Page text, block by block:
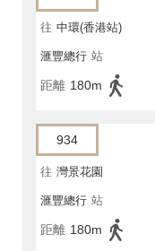
往 中環(香港站)
滙豐總行 站
距離 180m
934
往 灣景花園
滙豐總行 站
距離 180m